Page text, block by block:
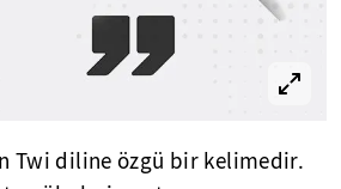
Twi diline özgü bir kelimedir.